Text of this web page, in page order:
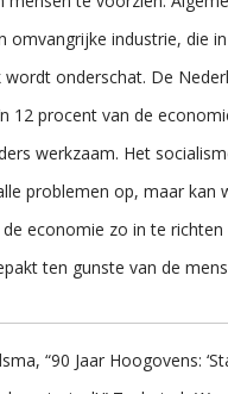
omvangrijke industrie, die
wordt onderschat. De
12 procent van de
werkzaam. Het
problemen op, maar kan
economie zo in te
ten gunste van de
“90 Jaar Hoogovens: